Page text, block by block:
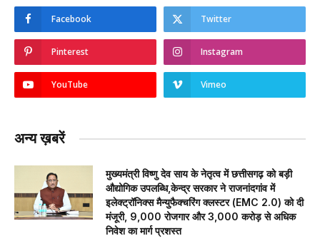
Facebook Twitter
Pinterest Instagram
YouTube Vimeo
अन्य ख़बरें
मुख्यमंत्री विष्णु देव साय के नेतृत्व में छत्तीसगढ़ को बड़ी
औद्योगिक उपलब्धि,केन्द्र सरकार ने राजनांदगांव में
इलेक्ट्रॉनिक्स मैन्युफैक्चरिंग क्लस्टर (EMC 2.0) को दी
मंजूरी, 9,000 रोजगार और ₹3,000 करोड़ से अधिक
निवेश का मार्ग प्रशस्त